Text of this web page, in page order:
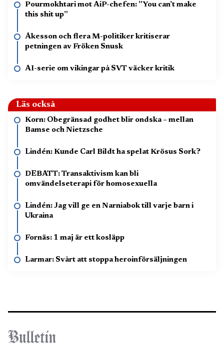
Pourmokhtari mot AiP-chefen: ”You can’t make
this shit up”
Åkesson och flera M-politiker kritiserar
petningen av Fröken Snusk
AI-serie om vikingar på SVT väcker kritik
Läs också
Korn: Obegränsad godhet blir ondska – mellan
Bamse och Nietzsche
Lindén: Kunde Carl Bildt ha spelat Krösus Sork?
DEBATT: Transaktivism kan bli
omvändelseterapi för homosexuella
Lindén: Jag vill ge en Narniabok till varje barn i
Ukraina
Fornäs: 1 maj är ett kosläpp
Larmar: Svårt att stoppa heroinförsäljningen